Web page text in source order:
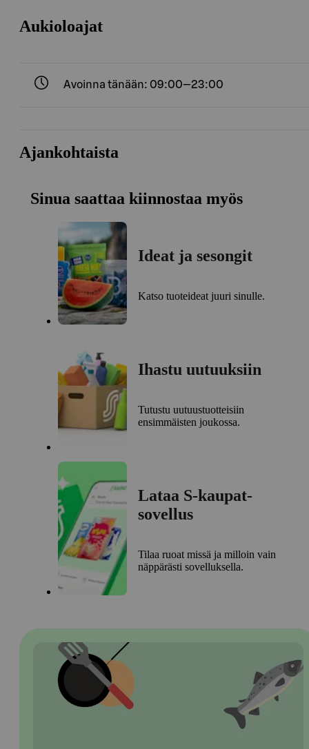
Aukioloajat
Avoinna tänään: 09:00—23:00
Ajankohtaista
Sinua saattaa kiinnostaa myös
Ideat ja sesongit
Katso tuoteideat juuri sinulle.
Ihastu uutuuksiin
Tutustu uutuustuotteisiin
ensimmäisten joukossa.
Lataa S-kaupat-
sovellus
Tilaa ruoat missä ja milloin vain
näppärästi sovelluksella.